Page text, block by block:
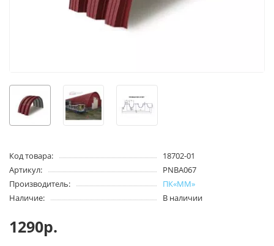
Код товара:
18702-01
Артикул:
PNBA067
Производитель:
ПК«ММ»
Наличие:
В наличии
1290р.